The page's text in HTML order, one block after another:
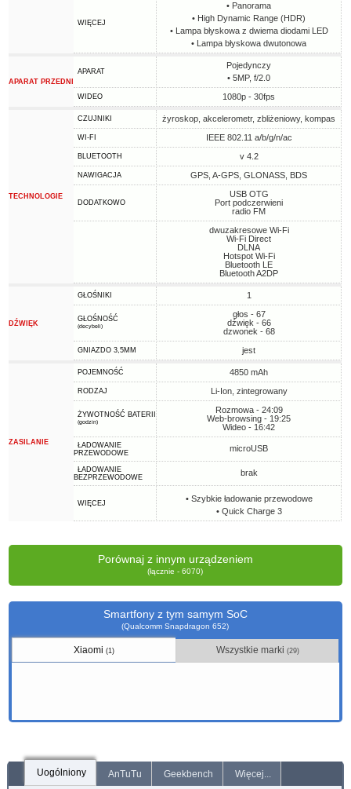
WIĘCEJ
• Panorama
• High Dynamic Range (HDR)
• Lampa błyskowa z dwiema diodami LED
• Lampa błyskowa dwutonowa
APARAT PRZEDNI
APARAT
Pojedynczy
• 5MP, f/2.0
WIDEO 1080p - 30fps
TECHNOLOGIE
CZUJNIKI żyroskop, akcelerometr, zbliżeniowy, kompas
WI-FI IEEE 802.11 a/b/g/n/ac
BLUETOOTH v 4.2
NAWIGACJA GPS, A-GPS, GLONASS, BDS
DODATKOWO
USB OTG
Port podczerwieni
radio FM
dwuzakresowe Wi-Fi
Wi-Fi Direct
DLNA
Hotspot Wi-Fi
Bluetooth LE
Bluetooth A2DP
DŹWIĘK
GŁOŚNIKI 1
GŁOŚNOŚĆ
(decybeli)
głos - 67
dźwięk - 66
dzwonek - 68
GNIAZDO 3,5MM jest
ZASILANIE
POJEMNOŚĆ 4850 mAh
RODZAJ Li-Ion, zintegrowany
ŻYWOTNOŚĆ BATERII
(godzin)
Rozmowa - 24:09
Web-browsing - 19:25
Wideo - 16:42
ŁADOWANIE
PRZEWODOWE
microUSB
ŁADOWANIE
BEZPRZEWODOWE
brak
WIĘCEJ
• Szybkie ładowanie przewodowe
• Quick Charge 3
Porównaj z innym urządzeniem
(łącznie - 6070)
Smartfony z tym samym SoC
(Qualcomm Snapdragon 652)
Xiaomi(1) Wszystkie marki (29)
Uogólniony AnTuTu Geekbench Więcej...